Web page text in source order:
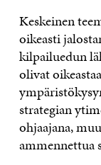
Keskeinen
oikeasti
kilpailuedun
olivat
strategian
ohjaajana,
ammennettua